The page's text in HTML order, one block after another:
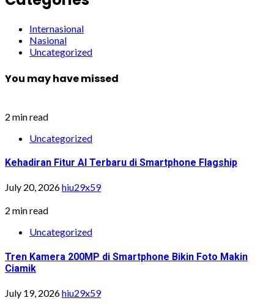
Internasional
Nasional
Uncategorized
You may have missed
2 min read
Uncategorized
Kehadiran Fitur AI Terbaru di Smartphone Flagship
July 20, 2026hiu29x59
2 min read
Uncategorized
Tren Kamera 200MP di Smartphone Bikin Foto Makin
Ciamik
July 19, 2026hiu29x59